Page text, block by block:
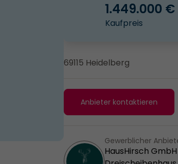
1.449.000 €
Kaufpreis
69115 Heidelberg
Anbieter kontaktieren
Gewerblicher
HausHirsch GmbH